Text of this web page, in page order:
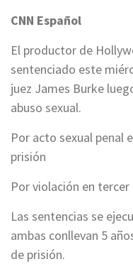
CNN Español
El productor de
sentenciado este
juez James Burke
abuso sexual.
Por acto sexual penal
prisión
Por violación en
Las sentencias se
ambas conllevan 5
de prisión.